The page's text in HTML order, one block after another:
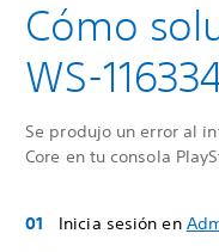
Cómo
WS-
Se produjo un error al
Core en tu consola
Inicia sesión en